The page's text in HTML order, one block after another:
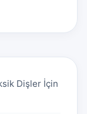
Dişler İçin